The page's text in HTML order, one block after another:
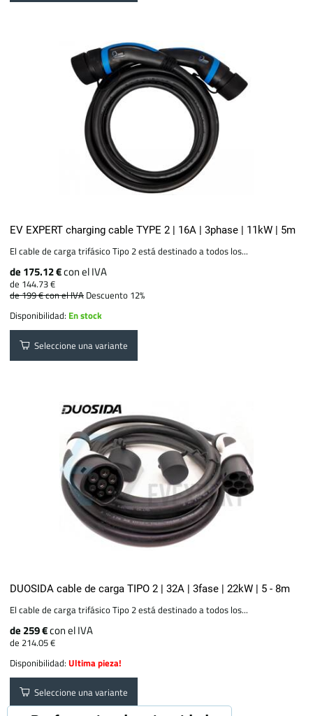
EV EXPERT charging cable TYPE 2 | 16A | 3phase | 11kW | 5m
El cable de carga trifásico Tipo 2 está destinado a todos los...
de 175.12 €con el IVA
de 144.73 €
de 199 €con el IVA Descuento 12%
Disponibilidad: En stock
Seleccione una variante
DUOSIDA cable de carga TIPO 2 | 32A | 3fase | 22kW | 5 - 8m
El cable de carga trifásico Tipo 2 está destinado a todos los...
de 259 €con el IVA
de 214.05 €
Disponibilidad:Ultima pieza!
Seleccione una variante